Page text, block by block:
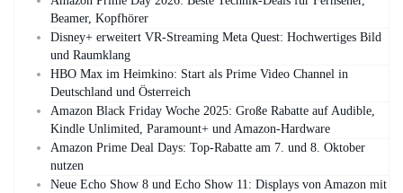
Beamer, Kopfhörer
Disney+ erweitert VR‑Streaming Meta Quest: Hochwertiges Bild
und Raumklang
HBO Max im Heimkino: Start als Prime Video Channel in
Deutschland und Österreich
Amazon Black Friday Woche 2025: Große Rabatte auf Audible,
Kindle Unlimited, Paramount+ und Amazon‑Hardware
Amazon Prime Deal Days: Top-Rabatte am 7. und 8. Oktober
nutzen
Neue Echo Show 8 und Echo Show 11: Displays von Amazon mit